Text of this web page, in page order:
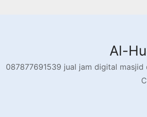
Al-
087877691539 jual jam digital